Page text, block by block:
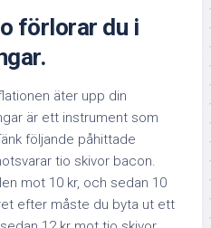
förlorar du i
.
äter upp din
är ett instrument som
följande påhittade
tio skivor bacon.
mot 10 kr, och sedan 10
efter måste du byta ut ett